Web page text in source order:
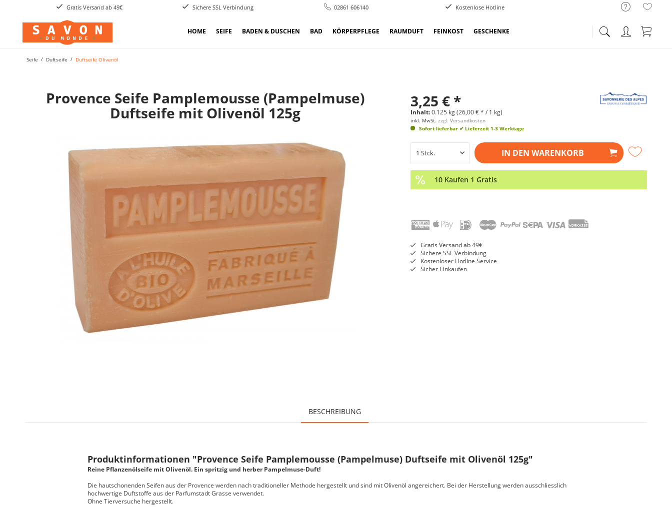
Gratis Versand ab 49€ Sichere SSL Verbindung 02861 606140 Kostenlose Hotline
HOME SEIFE BADEN & DUSCHEN BAD KÖRPERPFLEGE RAUMDUFT FEINKOST GESCHENKE
Seife Duftseife Duftseife Olivenöl
Provence Seife Pamplemousse (Pampelmuse)
Duftseife mit Olivenöl 125g
3,25 € *
Inhalt:0.125 kg (26,00 € * / 1 kg)
inkl. MwSt.zzgl. Versandkosten
Sofort lieferbar ✔ Lieferzeit 1-3 Werktage
IN DEN WARENKORB
10 Kaufen 1 Gratis
Gratis Versand ab 49€
Sichere SSL Verbindung
Kostenloser Hotline Service
Sicher Einkaufen
BESCHREIBUNG
Produktinformationen "Provence Seife Pamplemousse (Pampelmuse) Duftseife mit Olivenöl 125g"
Reine Pflanzenölseife mit Olivenöl. Ein spritzig und herber Pampelmuse-Duft!
Die hautschonenden Seifen aus der Provence werden nach traditioneller Methode hergestellt und sind mit Olivenöl angereichert. Bei der Herstellung werden ausschliesslich
hochwertige Duftstoffe aus der Parfumstadt Grasse verwendet.
Ohne Tierversuche hergestellt.